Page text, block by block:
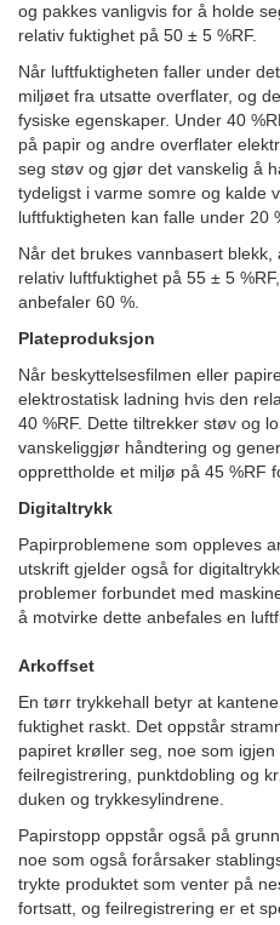
og pakkes vanligvis for å holde
relativ fuktighet på 50 ± 5 %RF.
Når luftfuktigheten faller under
miljøet fra utsatte overflater, og
fysiske egenskaper. Under 40
på papir og andre overflater
seg støv og gjør det vanskelig å
tydeligst i varme somre og kalde
luftfuktigheten kan falle under 20
Når det brukes vannbasert
relativ luftfuktighet på 55 ± 5
anbefaler 60 %.
Plateproduksjon
Når beskyttelsesfilmen eller
elektrostatisk ladning hvis den
40 %RF. Dette tiltrekker støv og
vanskeliggjør håndtering og
opprettholde et miljø på 45 %RF
Digitaltrykk
Papirproblemene som oppleves
utskrift gjelder også for
problemer forbundet med
å motvirke dette anbefales en
Arkoffset
En tørr trykkehall betyr at
fuktighet raskt. Det oppstår
papiret krøller seg, noe som
feilregistrering, punktdobling og
duken og trykkesylindrene.
Papirstopp oppstår også på
noe som også forårsaker
trykte produktet som venter på
fortsatt, og feilregistrering er et